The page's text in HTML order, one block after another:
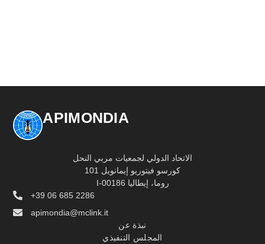
APIMONDIA
الاتحاد الدولي لجمعيات مربي النحل
كورسو فيتوريو إيمانويل 101
I-00186 روما، إيطاليا
+39 06 685 2286
apimondia@mclink.it
نبذة عن
المجلس التنفيذي